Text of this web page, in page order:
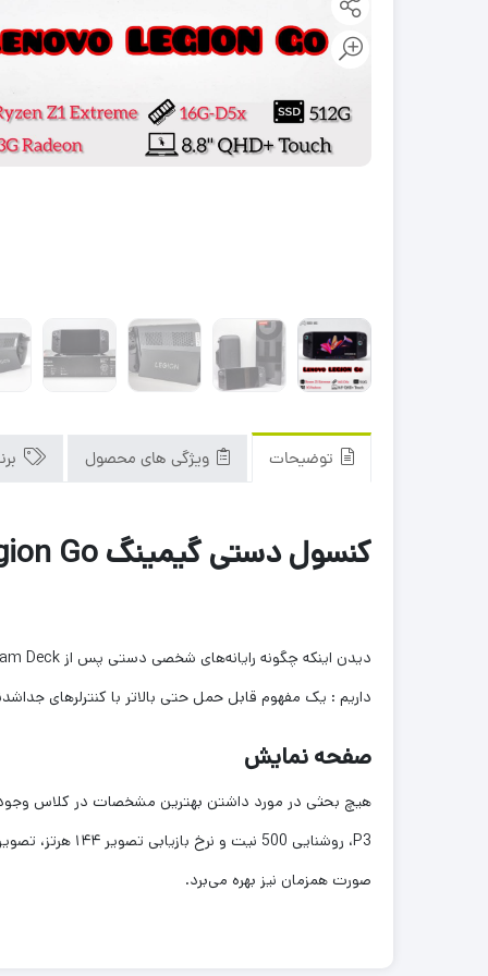
توضیحات ویژگی های محصول
کنسول دستی گیمینگ Lenovo Legion Go
داریم : یک مفهوم قابل حمل حتی بالاتر با کنترلرهای
صفحه نمایش
صورت همزمان نیز بهره می‌برد.